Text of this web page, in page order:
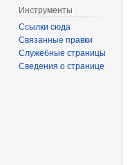
Инструменты
Ссылки сюда
Связанные правки
Служебные страницы
Сведения о странице